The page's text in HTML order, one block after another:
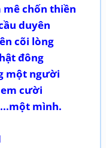
mê chốn thiền
duyên
cõi lòng
đông
một người
cười
mình.